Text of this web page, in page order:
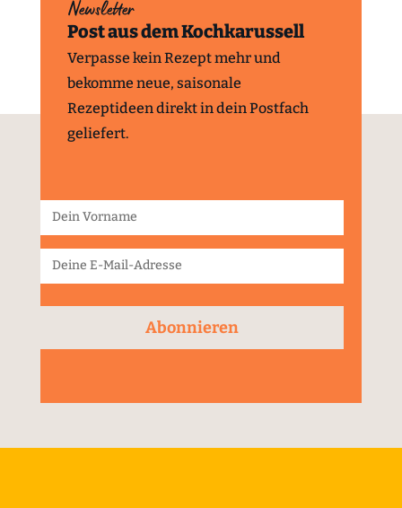
Newsletter
Post aus dem Kochkarussell
Verpasse kein Rezept mehr und
bekomme neue, saisonale
Rezeptideen direkt in dein Postfach
geliefert.
Abonnieren